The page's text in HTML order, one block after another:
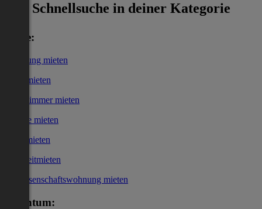
Schnellsuche in deiner Kategorie
Miete:
Wohnung mieten
Haus mieten
WG-Zimmer mieten
Garage mieten
Büro mieten
Kurzzeitmieten
Genossenschaftswohnung mieten
Eigentum: